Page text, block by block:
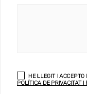
HE LLEGIT I ACCEPTO
POLÍTICA DE PRIVACITAT I